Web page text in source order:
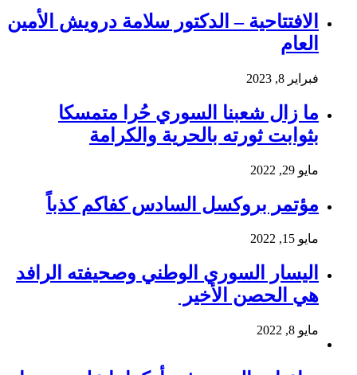
الافتتاحية – الدكتور سلامة درويش الأمين
العام
فبراير 8, 2023
ما زال شعبنا السوري حُرا متمسكا
بثوابت ثورته بالحرية والكرامة
مايو 29, 2022
مؤتمر بروكسل السادس كفاكم كذباً
مايو 15, 2022
اليسار السوري الوطني وصحيفته الرافد
هي الحصن الأخير
مايو 8, 2022